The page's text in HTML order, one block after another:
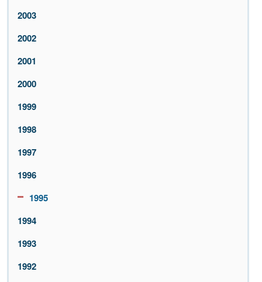
2003
2002
2001
2000
1999
1998
1997
1996
1995
1994
1993
1992